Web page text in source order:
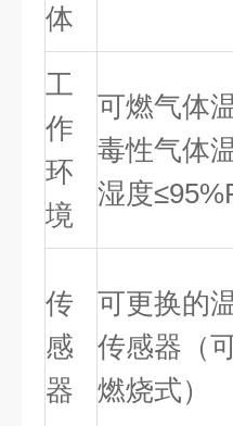
体
工
作
环
境
可燃气体
毒性气体
湿度
传
感
器
可更换的
传感器（
燃烧式）